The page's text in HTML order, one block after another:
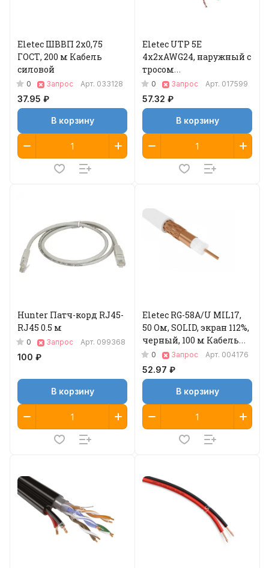
Eletec ШВВП 2х0,75
ГОСТ, 200 м Кабель
силовой
0 Запрос Арт. 033128
37.95 ₽
В корзину
Eletec UTP 5E
4x2xAWG24, наружный с
тросом
(многопроволочный
7х0,4), медь, 305 м
Кабель
0 Запрос Арт. 017599
57.32 ₽
В корзину
Hunter Патч-корд RJ45-
RJ45 0.5 м
0 Запрос Арт. 099368
100 ₽
В корзину
Eletec RG-58A/U MIL17,
50 Ом, SOLID, экран 112%,
черный, 100 м Кабель
коаксиальный
0 Запрос Арт. 004176
52.97 ₽
В корзину